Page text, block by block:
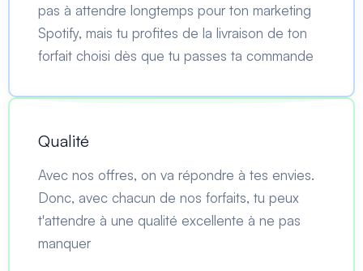
pas à attendre longtemps pour ton marketing
Spotify, mais tu profites de la livraison de ton
forfait choisi dès que tu passes ta commande
Qualité
Avec nos offres, on va répondre à tes envies.
Donc, avec chacun de nos forfaits, tu peux
t'attendre à une qualité excellente à ne pas
manquer